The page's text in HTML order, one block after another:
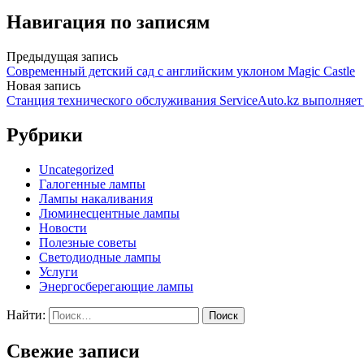
Навигация по записям
Предыдущая запись
Современный детский сад с английским уклоном Magic Castle
Новая запись
Станция технического обслуживания ServiceAuto.kz
Рубрики
Uncategorized
Галогенные лампы
Лампы накаливания
Люминесцентные лампы
Новости
Полезные советы
Светодиодные лампы
Услуги
Энергосберегающие лампы
Найти:
Свежие записи